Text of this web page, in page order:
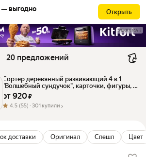
— выгодно Открыть
РЕКЛАМА
20 предложений
Сортер деревянный развивающий 4 в 1
"Волшебный сундучок", карточки, фигуры,
BRAUBERG KIDS, 665265
от 920 ₽
4.5 (55) · 301 купили
доставки Оригинал Спешл Цвет